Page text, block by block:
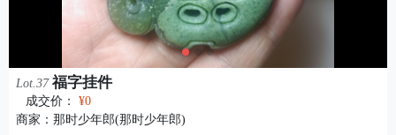
Lot.37 福字挂件
成交价： ¥0
商家： 那时少年郎(那时少年郎)